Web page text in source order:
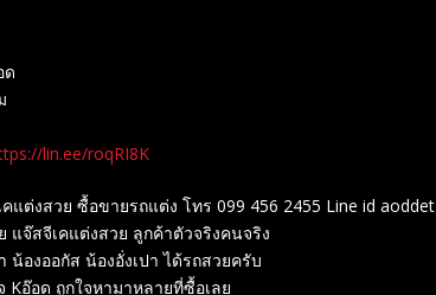
ด
lin.ee/roqRI8K
คแต่งสวย ซื้อขายรถแต่ง โทร 099 456 2455 Line id aoddet
แจ๊สจีเคแต่งสวย ลูกค้าตัวจริงคนจริง
องออกัส น้องอั่งเปา ได้รถสวยครับ
Kอ๊อด ถูกใจหามาหลายที่ซื้อเลย